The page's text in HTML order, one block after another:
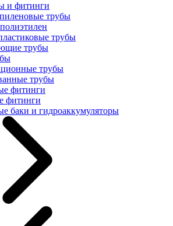
и фитинги
трубы
трубы
трубы
трубы
трубы
фитинги
фитинги
баки и гидроаккумуляторы